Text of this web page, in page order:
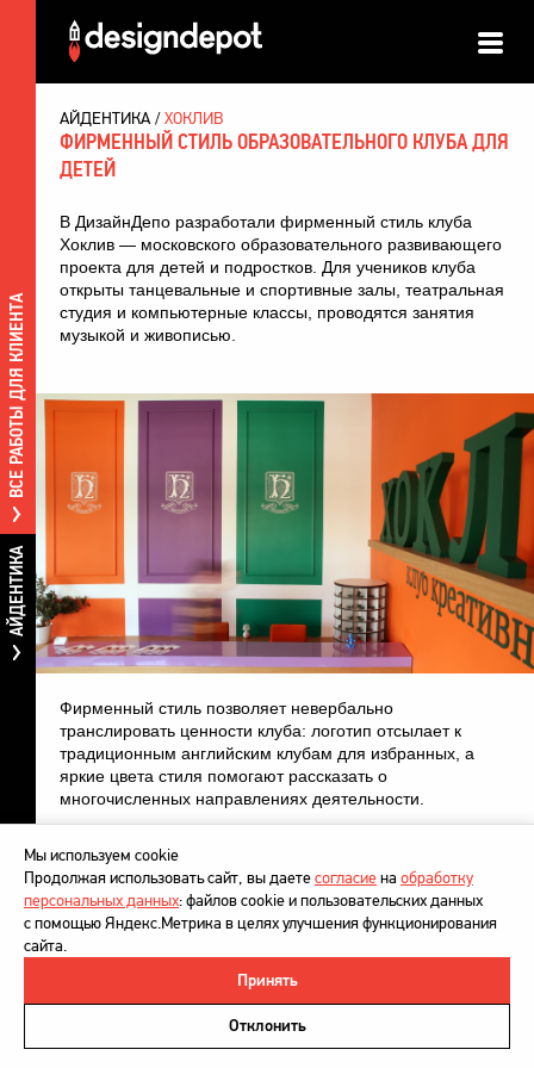
ВСЕ РАБОТЫ ДЛЯ КЛИЕНТА
АЙДЕНТИКА
АЙДЕНТИКА ХОКЛИВ
ФИРМЕННЫЙ СТИЛЬ ОБРАЗОВАТЕЛЬНОГО КЛУБА ДЛЯ
ДЕТЕЙ
В ДизайнДепо разработали фирменный стиль клуба
Хоклив — московского образовательного развивающего
проекта для детей и подростков. Для учеников клуба
открыты танцевальные и спортивные залы, театральная
студия и компьютерные классы, проводятся занятия
музыкой и живописью.
Фирменный стиль позволяет невербально
транслировать ценности клуба: логотип отсылает к
традиционным английским клубам для избранных, а
яркие цвета стиля помогают рассказать о
многочисленных направлениях деятельности.
Политика в отношении обработки персональных данных
Напишите нам
Мы используем cookie
Продолжая использовать сайт, вы даетесогласиена обработку
персональных данных: файлов cookie и пользовательских данных
с помощью Яндекс.Метрика в целях улучшения функционирования
сайта.
Принять
Отклонить